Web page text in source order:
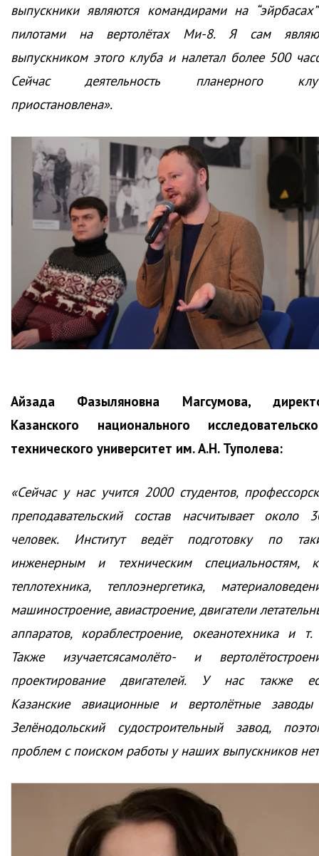
выпускники являются командирами на
пилотами на вертолётах Ми-8. Я сам
выпускником этого клуба и налетал более 500
Сейчас деятельность планерного
приостановлена».
Айзада Фазыляновна Магсумова,
Казанского национального
технического университет им. А.Н. Туполева:
«Сейчас у нас учится 2000 студентов,
преподавательский состав насчитывает около
человек. Институт ведёт подготовку по
инженерным и техническим специальностям,
теплотехника, теплоэнергетика,
машиностроение, авиастроение, двигатели
аппаратов, кораблестроение, океанотехника и
Также изучаетсясамолёто- и
проектирование двигателей. У нас также
Казанские авиационные и вертолётные
Зелёнодольский судостроительный завод,
проблем с поиском работы у наших выпускников